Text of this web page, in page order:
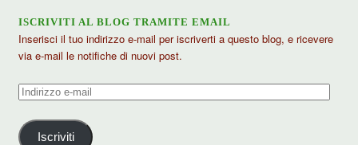
ISCRIVITI AL BLOG TRAMITE EMAIL
Inserisci il tuo indirizzo e-mail per iscriverti a questo blog, e ricevere
via e-mail le notifiche di nuovi post.
Indirizzo
mail
Iscriviti